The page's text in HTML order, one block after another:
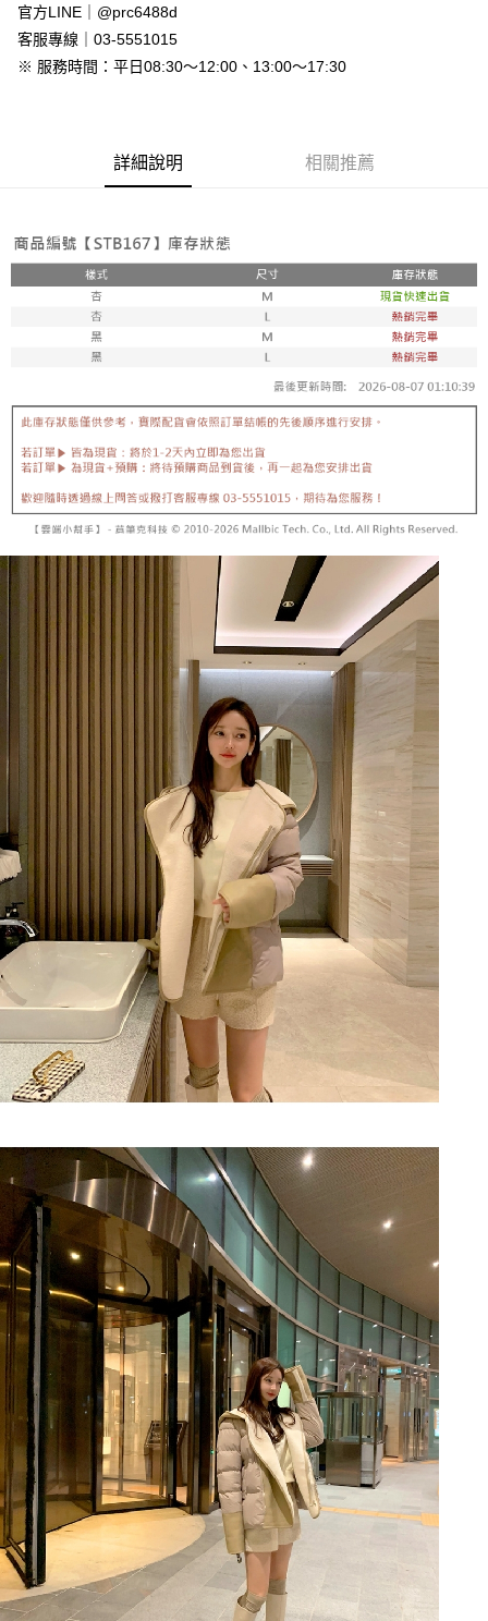
付款後全家取貨
免運費
7-11付款取貨
每筆NT$90，滿NT$999(含以上)免運費
離島郵局配送
每筆NT$90，滿NT$999(含以上)免運費
【宇迅國際】限一般住址，不支援智能櫃 查看運費
官方LINE｜@prc6488d
客服專線｜03-5551015
※ 服務時間：平日08:30～12:00、13:00～17:30
詳細說明 相關推薦